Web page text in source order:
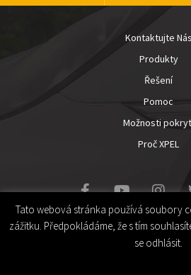
Kontaktujte Nás
Produkty
Řešení
Pomoc
Možnosti
Proč XPEL
Tato webová stránka používá soubory
zážitku. Předpokládáme, že s tím
se odhlásit.